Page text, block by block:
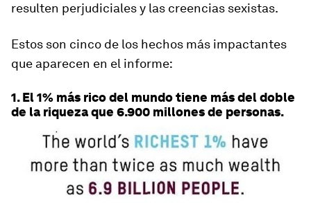
resulten perjudiciales y las creencias sexistas.
Estos son cinco de los hechos más impactantes
que aparecen en el informe:
1. El 1% más rico del mundo tiene más del doble
de la riqueza que 6.900 millones de personas.